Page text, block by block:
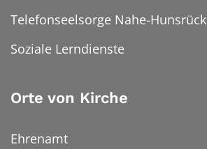
Telefonseelsorge Nahe-Hunsrück
Soziale Lerndienste
Orte von Kirche
Ehrenamt